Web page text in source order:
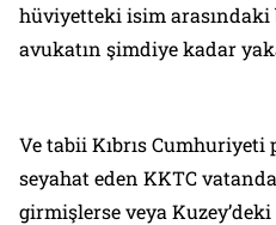
hüviyetteki isim arasındaki
avukatın şimdiye kadar
Ve tabii Kıbrıs
seyahat eden KKTC
girmişlerse veya Kuzey’deki